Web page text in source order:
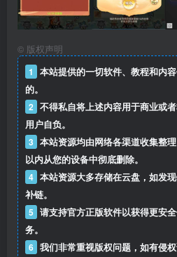
© 版权声明
1
本站提供的一切软件、教程和内
的。
2 不得私自将上述内容用于商业或
用户自负。
3 本站资源均由网络各渠道收集整
以内从您的设备中彻底删除。
4 本站资源大多存储在云盘，如发
补链。
5 请支持官方正版软件以获得更安
务。
6 我们非常重视版权问题，如有侵